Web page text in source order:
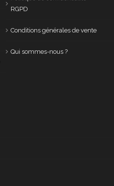
RGPD
Conditions générales de vente
Qui sommes-nous ?